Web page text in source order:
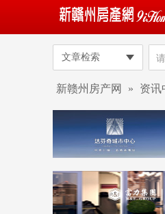
文章检索
新赣州房产网 » 资讯